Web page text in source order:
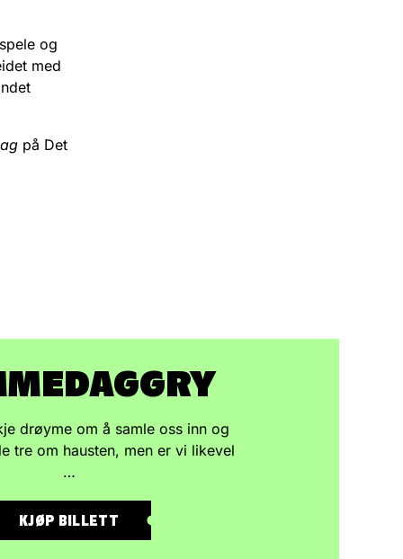
og
med
på Det
drøyme om å samle oss inn og
tre om hausten, men er vi likevel
…
KJØP BILLETT